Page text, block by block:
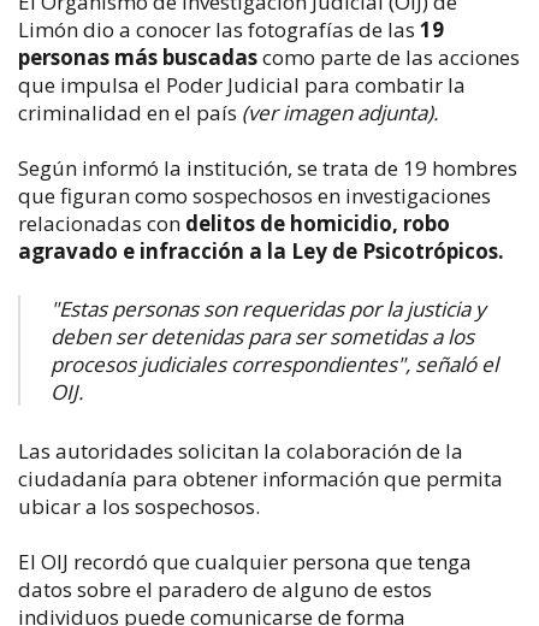
Limón dio a conocer las fotografías de las 19
personas más buscadascomo parte de las acciones
que impulsa el Poder Judicial para combatir la
criminalidad en el país (ver imagen adjunta).
Según informó la institución, se trata de 19 hombres
que figuran como sospechosos en investigaciones
relacionadas con delitos de homicidio, robo
agravado e infracción a la Ley de Psicotrópicos.
"Estas personas son requeridas por la justicia y
deben ser detenidas para ser sometidas a los
procesos judiciales correspondientes", señaló el
OIJ.
Las autoridades solicitan la colaboración de la
ciudadanía para obtener información que permita
ubicar a los sospechosos.
El OIJ recordó que cualquier persona que tenga
datos sobre el paradero de alguno de estos
individuos puede comunicarse de forma